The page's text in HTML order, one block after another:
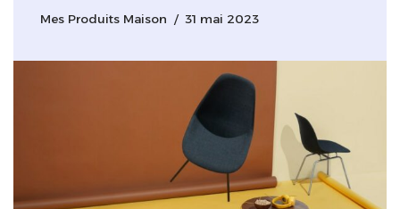
Mes Produits Maison 31 mai 2023